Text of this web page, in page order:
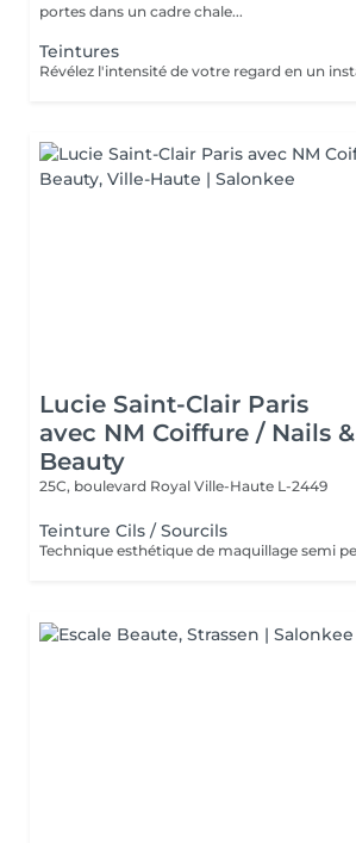
portes dans un cadre chale...
Teintures
Lucie Saint-Clair Paris
avec NM Coiffure / Nails &
Beauty
25C, boulevard Royal Ville-Haute L-2449
Teinture Cils / Sourcils